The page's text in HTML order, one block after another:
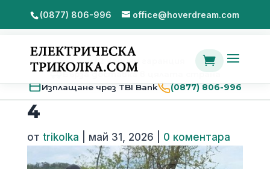
(0877) 806-996 office@hoverdream.com

2 години гаранция
Бърза доставка в цялата страна
Изплащане чрез TBI Bank
(0877) 806-996
4
от trikolka май 31, 2026 0 коментара